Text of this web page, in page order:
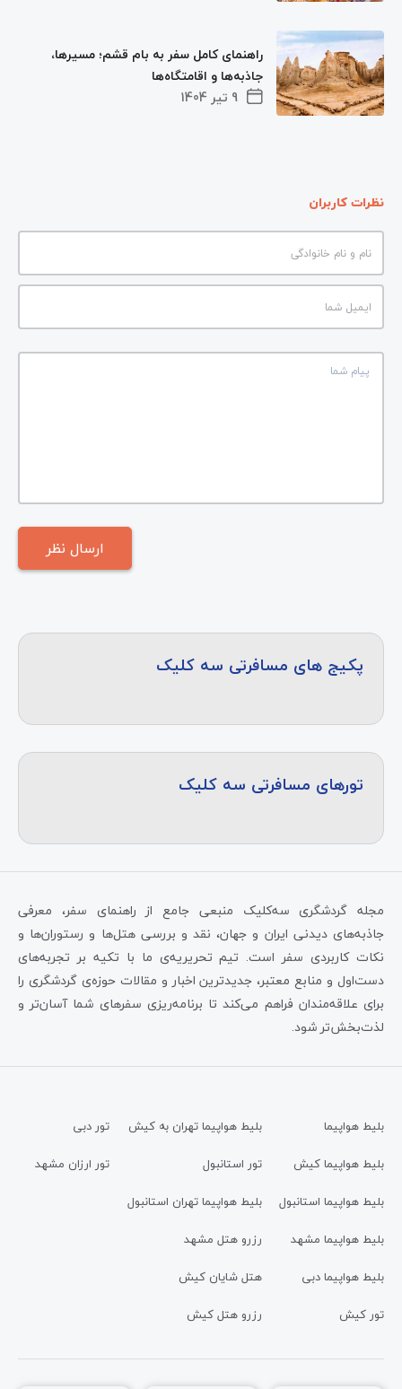
9 تیر 1404
راهنمای کامل سفر به بام قشم؛ مسیرها،
جاذبه‌ها و اقامتگاه‌ها
نظرات کاربران
پکیج های مسافرتی سه کلیک
تورهای مسافرتی سه کلیک
مجله گردشگری سه‌کلیک منبعی جامع از راهنمای سفر، معرفی
جاذبه‌های دیدنی ایران و جهان، نقد و بررسی هتل‌ها و رستوران‌ها و
نکات کاربردی سفر است. تیم تحریریه‌ی ما با تکیه بر تجربه‌های
دست‌اول و منابع معتبر، جدیدترین اخبار و مقالات حوزه‌ی گردشگری را
برای علاقه‌مندان فراهم می‌کند تا برنامه‌ریزی سفرهای شما آسان‌تر و
لذت‌بخش‌تر شود.
بلیط هواپیما
بلیط هواپیما کیش
بلیط هواپیما استانبول
بلیط هواپیما مشهد
بلیط هواپیما دبی
تور کیش
بلیط هواپیما تهران به کیش
تور استانبول
بلیط هواپیما تهران استانبول
رزرو هتل مشهد
هتل شایان کیش
رزرو هتل کیش
تور دبی
تور ارزان مشهد